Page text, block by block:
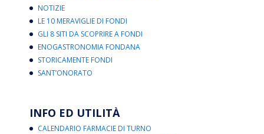
NOTIZIE
LE 10 MERAVIGLIE DI FONDI
GLI 8 SITI DA SCOPRIRE A FONDI
ENOGASTRONOMIA FONDANA
STORICAMENTE FONDI
SANT’ONORATO
INFO ED UTILITÀ
CALENDARIO FARMACIE DI TURNO